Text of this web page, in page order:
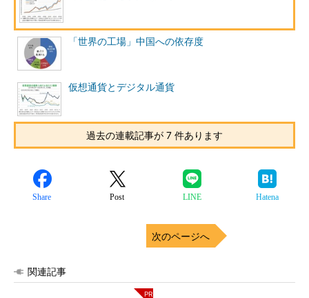
「世界の工場」中国への依存度
仮想通貨とデジタル通貨
過去の連載記事が 7 件あります
Share Post LINE Hatena
次のページへ
関連記事